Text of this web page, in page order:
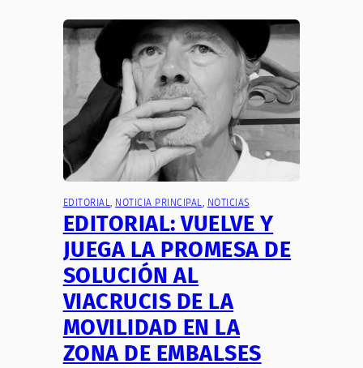
EDITORIAL, NOTICIA PRINCIPAL, NOTICIAS
EDITORIAL: VUELVE Y
JUEGA LA PROMESA DE
SOLUCIÓN AL
VIACRUCIS DE LA
MOVILIDAD EN LA
ZONA DE EMBALSES